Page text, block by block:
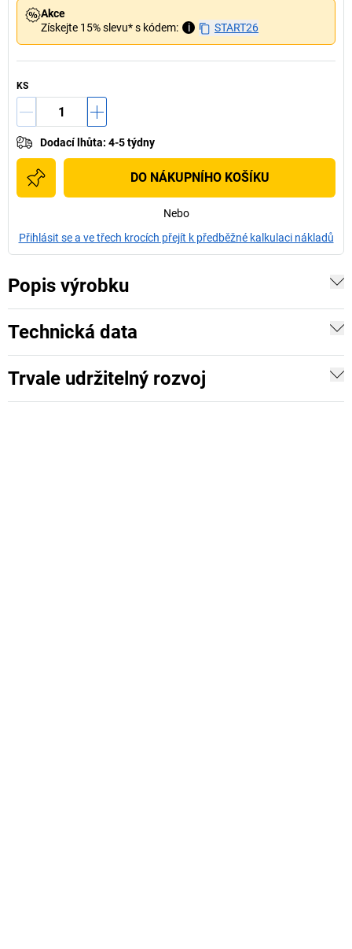
Akce
Získejte 15% slevu* s kódem:
i START26
KS
Dodací lhůta: 4-5 týdny
DO NÁKUPNÍHO KOŠÍKU
Nebo
Přihlásit se a ve třech krocích přejít k předběžné kalkulaci nákladů
Popis výrobku
Technická data
Trvale udržitelný rozvoj